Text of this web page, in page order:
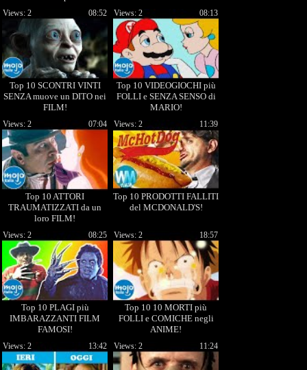
Top 10 SCONTRI VINTI
SENZA muove un DITO nei
FILM!
08:52
Views: 2
Top 10 VIDEOGIOCHI più
FOLLI e SENZA SENSO di
MARIO!
08:13
Views: 2
Top 10 ATTORI
TRAUMATIZZATI da un
loro FILM!
07:04
Views: 2
Top 10 PRODOTTI FALLITI
del MCDONALD'S!
11:39
Views: 2
Top 10 PLAGI più
IMBARAZZANTI FILM
FAMOSI!
08:25
Views: 2
Top 10 10 MORTI più
FOLLI e COMICHE negli
ANIME!
18:57
Views: 2
13:42
Views: 2 11:24
Views: 2